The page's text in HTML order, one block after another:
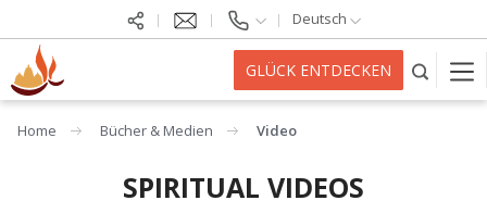
Deutsch
GLÜCK ENTDECKEN
Home Bücher & Medien Video
SPIRITUAL VIDEOS